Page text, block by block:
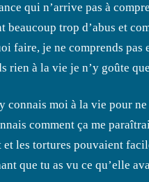
qui n’arrive pas à
beaucoup trop d’abus et
faire, je ne comprends pas
rien à la vie je n’y goûte
connais moi à la vie pour
comment ça me
les tortures pouvaient
que tu as vu ce qu’elle